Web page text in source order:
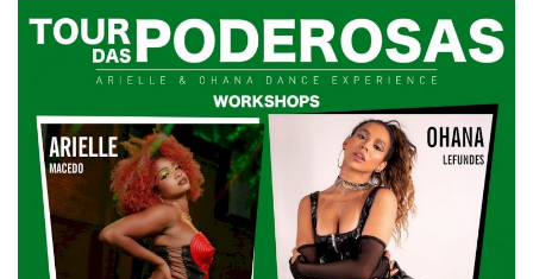
Contactos
Sobre Nós
Educação
Estatuto Editorial
Saúde